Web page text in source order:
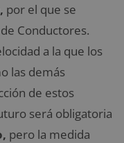
por el que se
Conductores.
a la que los
las demás
de estos
será obligatoria
pero la medida